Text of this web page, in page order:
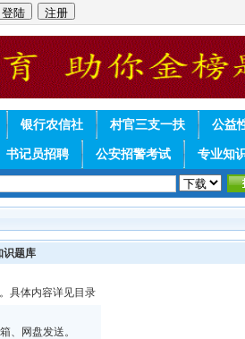
银行农信社 村官三支一扶 公益
书记员招聘 公安招警考试 专业知
识题库
具体内容详见目录
、网盘发送。